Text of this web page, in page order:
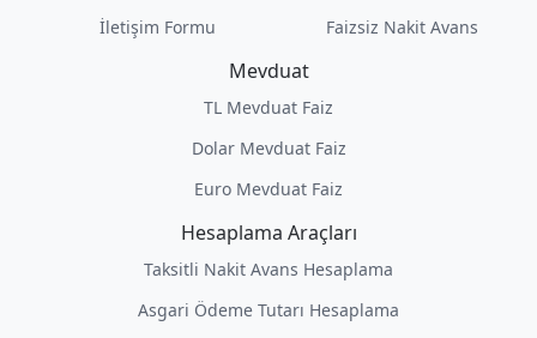
İletişim Formu
Faizsiz Nakit Avans
Mevduat
TL Mevduat Faiz
Dolar Mevduat Faiz
Euro Mevduat Faiz
Hesaplama Araçları
Taksitli Nakit Avans Hesaplama
Asgari Ödeme Tutarı Hesaplama